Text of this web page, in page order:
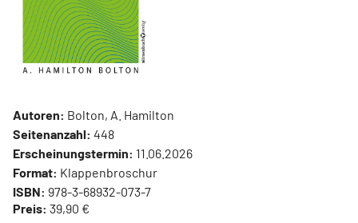
Autoren: Bolton, A. Hamilton
Seitenanzahl: 448
Erscheinungstermin: 11.06.2026
Format: Klappenbroschur
ISBN: 978-3-68932-073-7
Preis: 39,90 €